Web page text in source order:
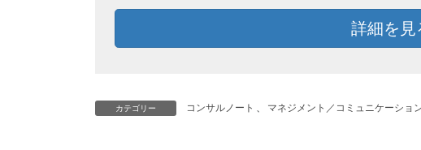
詳細を見
カテゴリー コンサルノート 、 マネジメント／コミュニケーショ